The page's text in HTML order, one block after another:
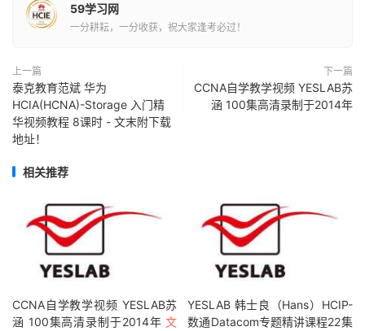
59学习网
一分耕耘，一分收获，祝大家逢考必过！
上一篇
泰克教育范斌 华为
HCIA(HCNA)-Storage 入门精
华视频教程 8课时 - 文末附下载
地址！
下一篇
CCNA自学教学视频 YESLAB苏
涵 100集高清录制于2014年
相关推荐
CCNA自学教学视频 YESLAB苏
涵 100集高清录制于2014年文
YESLAB 韩士良（Hans）HCIP-
数通Datacom专题精讲课程22集